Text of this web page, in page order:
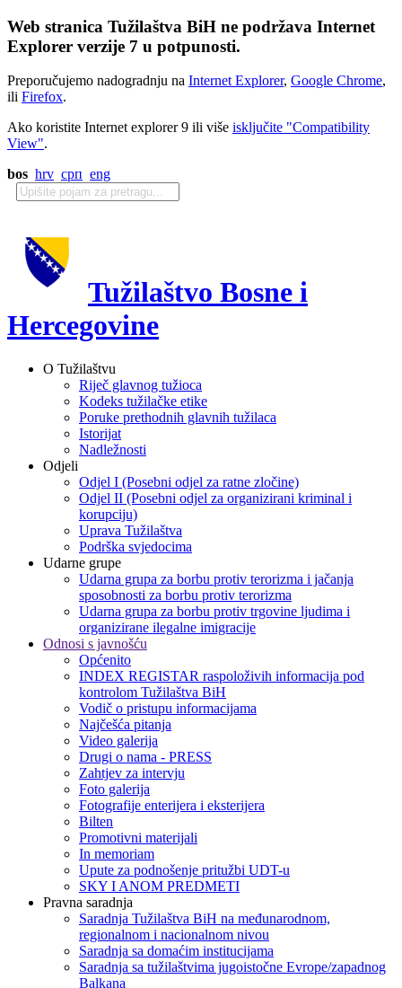
Web stranica Tužilaštva BiH ne podržava Internet
Explorer verzije 7 u potpunosti.
Preporučujemo nadogradnju na Internet Explorer, Google Chrome,
ili Firefox.
Ako koristite Internet explorer 9 ili više isključite "Compatibility
View".
bos hrv срп eng
Tužilaštvo Bosne i
Hercegovine
O Tužilaštvu
Riječ glavnog tužioca
Kodeks tužilačke etike
Poruke prethodnih glavnih tužilaca
Istorijat
Nadležnosti
Odjeli
Odjel I (Posebni odjel za ratne zločine)
Odjel II (Posebni odjel za organizirani kriminal i
korupciju)
Uprava Tužilaštva
Podrška svjedocima
Udarne grupe
Udarna grupa za borbu protiv terorizma i jačanja
sposobnosti za borbu protiv terorizma
Udarna grupa za borbu protiv trgovine ljudima i
organizirane ilegalne imigracije
Odnosi s javnošću
Općenito
INDEX REGISTAR raspoloživih informacija pod
kontrolom Tužilaštva BiH
Vodič o pristupu informacijama
Najčešća pitanja
Video galerija
Drugi o nama - PRESS
Zahtjev za intervju
Foto galerija
Fotografije enterijera i eksterijera
Bilten
Promotivni materijali
In memoriam
Upute za podnošenje pritužbi UDT-u
SKY I ANOM PREDMETI
Pravna saradnja
Saradnja Tužilaštva BiH na međunarodnom,
regionalnom i nacionalnom nivou
Saradnja sa domaćim institucijama
Saradnja sa tužilaštvima jugoistočne Evrope/zapadnog
Balkana